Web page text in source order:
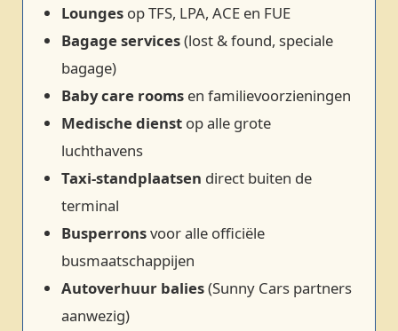
Lounges op TFS, LPA, ACE en FUE
Bagage services(lost & found, speciale
bagage)
Baby care rooms en familievoorzieningen
Medische dienst op alle grote
luchthavens
Taxi‑standplaatsen direct buiten de
terminal
Busperronsvoor alle officiële
busmaatschappijen
Autoverhuur balies(Sunny Cars partners
aanwezig)